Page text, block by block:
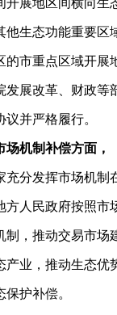
开展地区间横向生
他生态功能重要区
的市重点区域开展
发展改革、财政等
并严格履行。
场机制补偿方面，
充分发挥市场机制
方人民政府按照市
制，推动交易市场
产业，推动生态优
护补偿。